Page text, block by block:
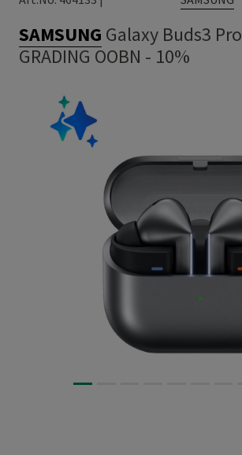
SAMSUNG Galaxy Buds3 Pro
GRADING OOBN - 10%